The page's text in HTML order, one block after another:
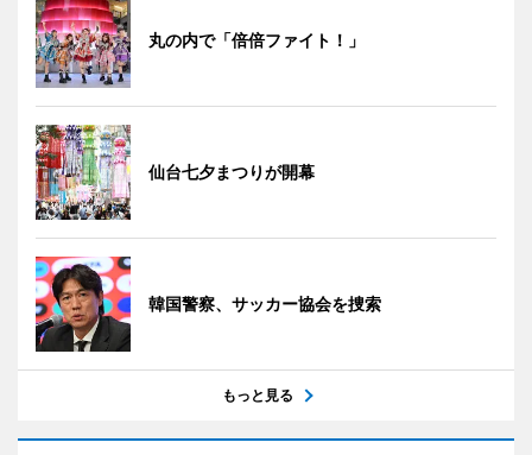
丸の内で「倍倍ファイト！」
仙台七夕まつりが開幕
韓国警察、サッカー協会を捜索
もっと見る